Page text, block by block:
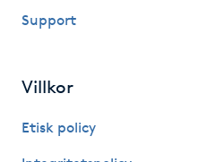
Kroppsinpackning
Kroppspeeling
Support
Villkor
Etisk policy